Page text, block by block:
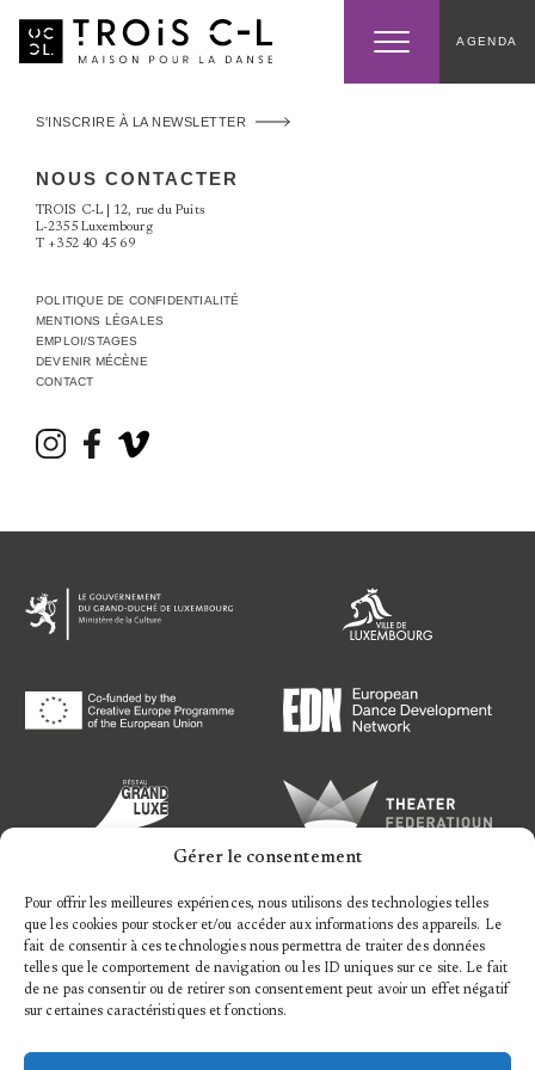
Gérer le consentement
Pour offrir les meilleures expériences, nous utilisons des technologies telles
que les cookies pour stocker et/ou accéder aux informations des appareils. Le
fait de consentir à ces technologies nous permettra de traiter des données
telles que le comportement de navigation ou les ID uniques sur ce site. Le fait
de ne pas consentir ou de retirer son consentement peut avoir un effet négatif
sur certaines caractéristiques et fonctions.
AGENDA
S'INSCRIRE À LA NEWSLETTER
NOUS CONTACTER
TROIS C-L | 12, rue du Puits
L-2355 Luxembourg
T +352 40 45 69
POLITIQUE DE CONFIDENTIALITÉ
MENTIONS LÉGALES
EMPLOI/STAGES
DEVENIR MÉCÈNE
CONTACT